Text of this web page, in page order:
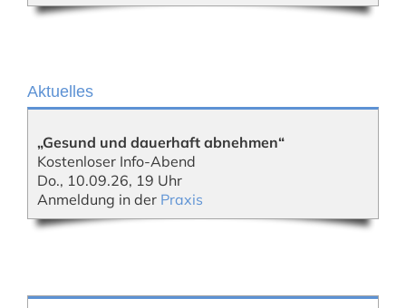
Aktuelles
„Gesund und dauerhaft abnehmen“
Kostenloser Info-Abend
Do., 10.09.26, 19 Uhr
Anmeldung in der Praxis